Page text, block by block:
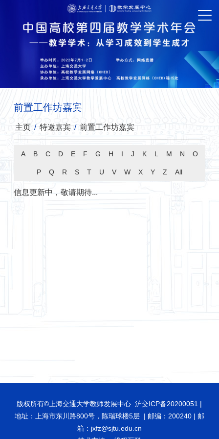
前置工作坊嘉宾
主页 / 特邀嘉宾 / 前置工作坊嘉宾
A B C D E F G H I J K L M N O
P Q R S T U V W X Y Z All
信息更新中，敬请期待...
版权所有©上海交通大学教师发展中心 沪交ICP备20200051 |
地址：上海市东川路800号，陈瑞球楼5层 | 邮编：200240 | 邮
箱：jxfz@sjtu.edu.cn